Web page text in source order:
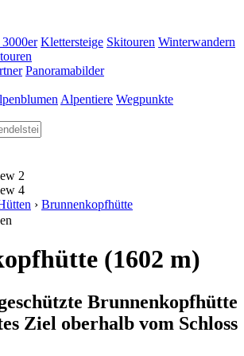
Klettersteige Skitouren Winterwandern
Panoramabilder
Alpentiere Wegpunkte
› Brunnenkopfhütte
(1602 m)
Brunnenkopfhütte
Ziel oberhalb vom Schloss